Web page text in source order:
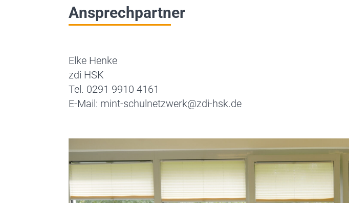
Ansprechpartner
Elke Henke
zdi HSK
Tel. 0291 9910 4161
E-Mail: mint-schulnetzwerk@zdi-hsk.de